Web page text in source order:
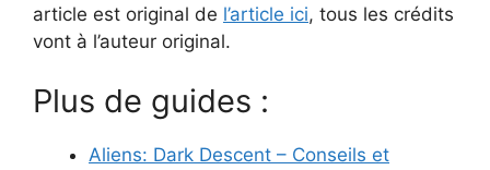
article est original de l’article ici, tous les crédits
vont à l’auteur original.
Plus de guides :
Aliens: Dark Descent – Conseils et